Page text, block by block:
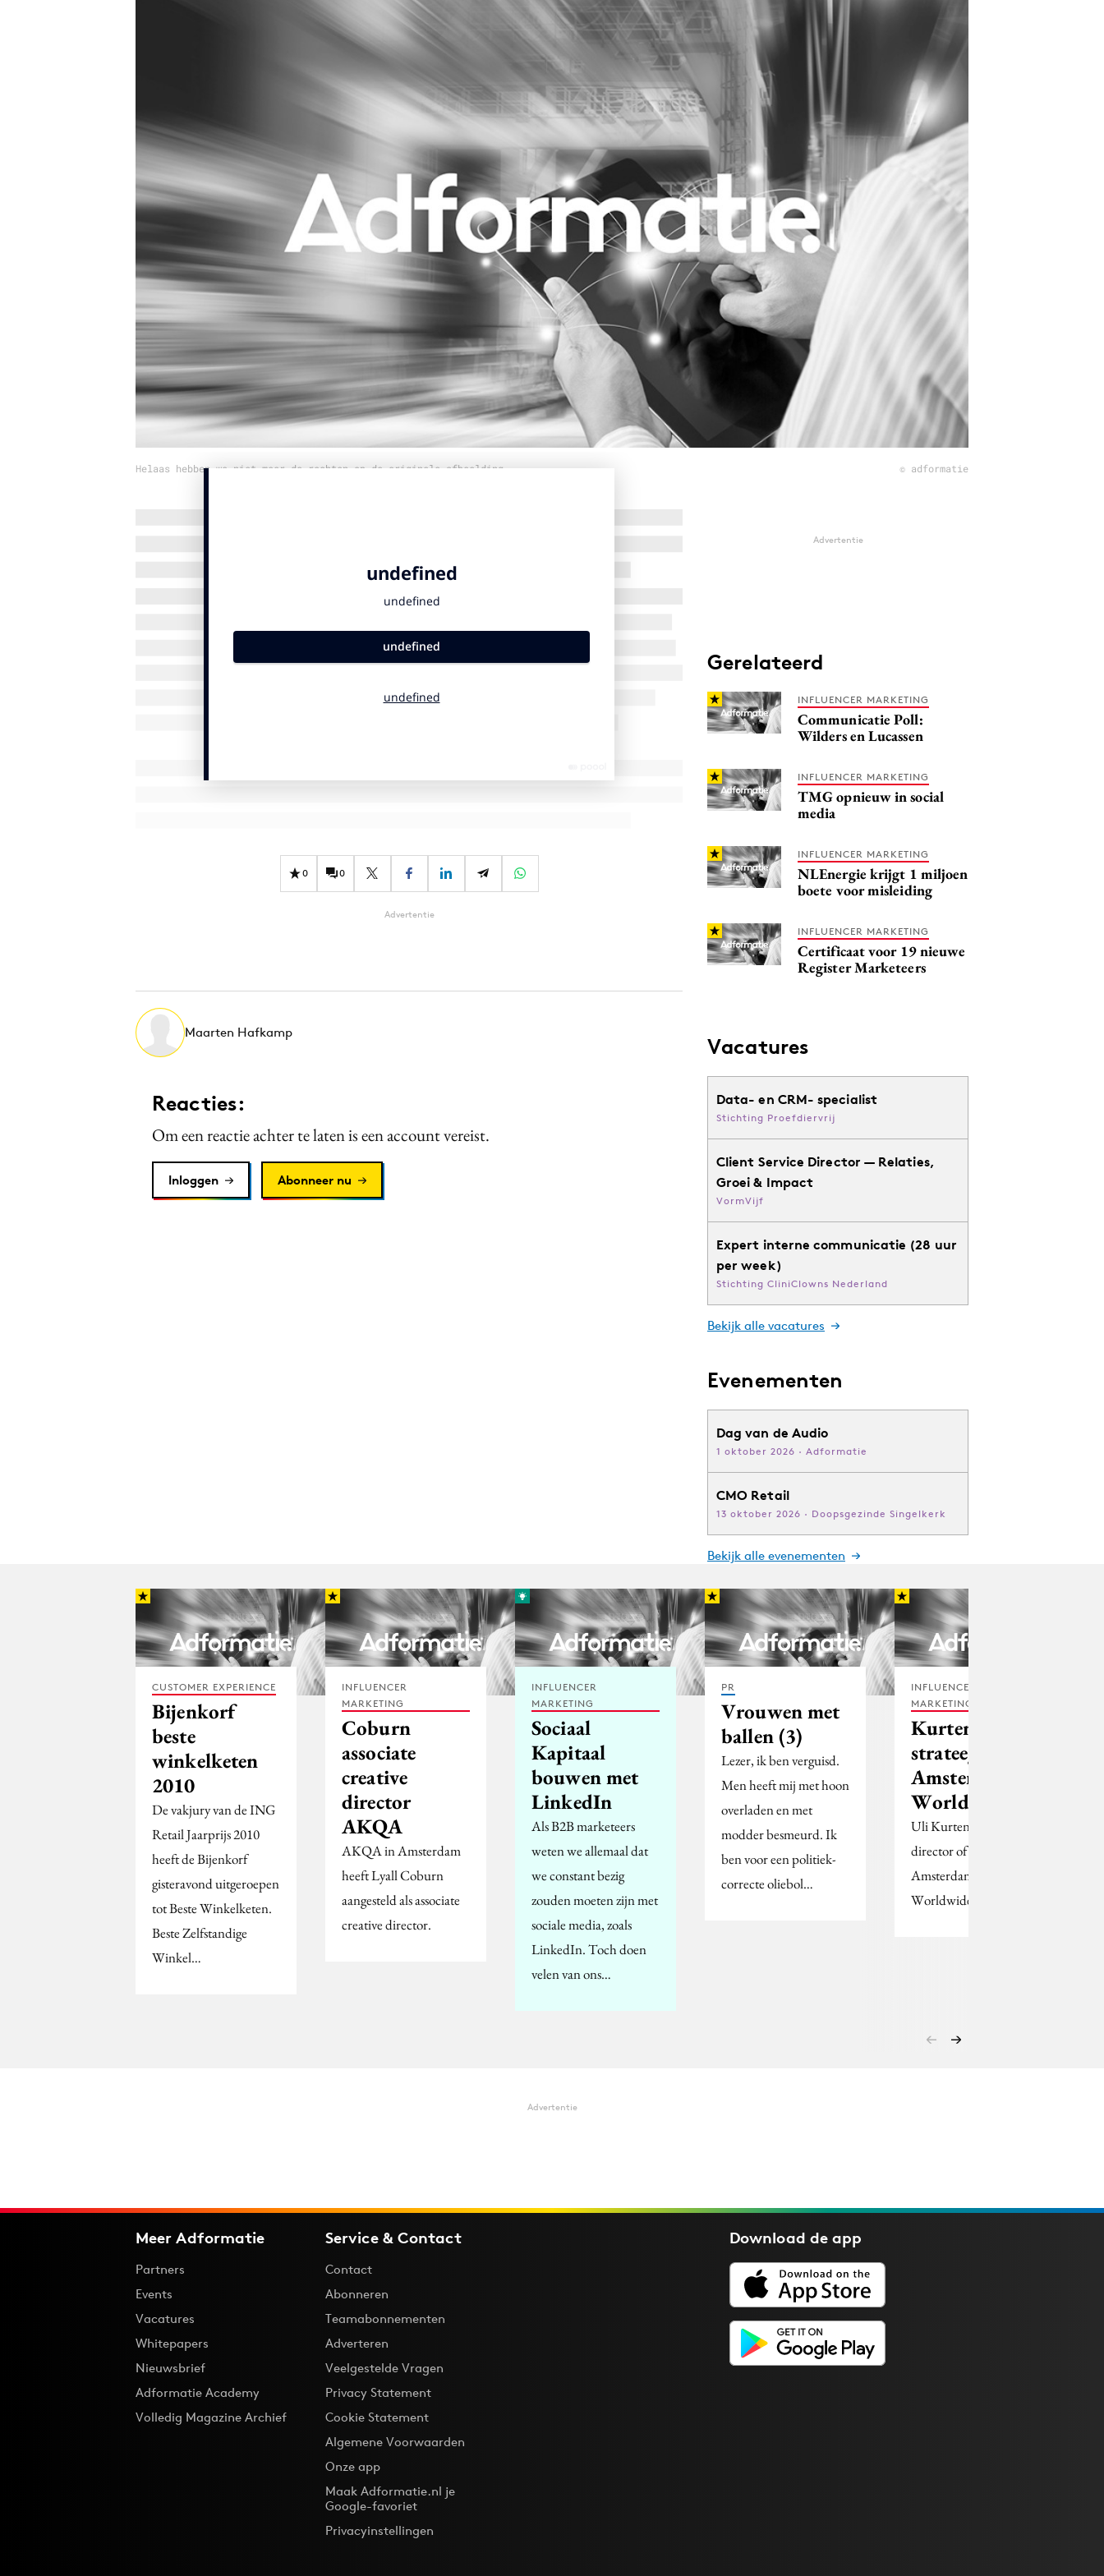
Gedragsverandering
Influencer marketing
Interne communicatie
Purpose Marketing
Reputatie & crisis
Helaas hebben we niet meer de rechten op de originele afbeelding © adformatie
0 0
Advertentie
Maarten Hafkamp
Reacties:
Om een reactie achter te laten is een account vereist.
Inloggen Abonneer nu
Advertentie
Gerelateerd
INFLUENCER MARKETING
Communicatie Poll:
Wilders en Lucassen
INFLUENCER MARKETING
TMG opnieuw in social
media
INFLUENCER MARKETING
NLEnergie krijgt 1 miljoen
boete voor misleiding
INFLUENCER MARKETING
Certificaat voor 19 nieuwe
Register Marketeers
Vacatures
Data- en CRM- specialist
Stichting Proefdiervrij
Client Service Director — Relaties,
Groei & Impact
VormVijf
Expert interne communicatie (28 uur
per week)
Stichting CliniClowns Nederland
Bekijk alle vacatures
Evenementen
Dag van de Audio
1 oktober 2026 · Adformatie
CMO Retail
13 oktober 2026 · Doopsgezinde Singelkerk
Bekijk alle evenementen
CUSTOMER EXPERIENCE
Bijenkorf
beste
winkelketen
2010
De vakjury van de ING
Retail Jaarprijs 2010
heeft de Bijenkorf
gisteravond uitgeroepen
tot Beste Winkelketen.
Beste Zelfstandige
Winkel…
INFLUENCER
MARKETING
Coburn
associate
creative
director
AKQA
AKQA in Amsterdam
heeft Lyall Coburn
aangesteld als associate
creative director.
INFLUENCER
MARKETING
Sociaal
Kapitaal
bouwen met
LinkedIn
Als B2B marketeers
weten we allemaal dat
we constant bezig
zouden moeten zijn met
sociale media, zoals
LinkedIn. Toch doen
velen van ons…
PR
Vrouwen met
ballen (3)
Lezer, ik ben verguisd.
Men heeft mij met hoon
overladen en met
modder besmeurd. Ik
ben voor een politiek-
correcte oliebol…
INFLUENCER
MARKETING
Kurtenbach
strateeg bij
Amsterdam
Worldwide
Uli Kurtenbach wordt
director of strategy bij
Amsterdam
Worldwide.
Advertentie
Meer Adformatie
Partners
Events
Vacatures
Whitepapers
Nieuwsbrief
Adformatie Academy
Volledig Magazine Archief
Service & Contact
Contact
Abonneren
Teamabonnementen
Adverteren
Veelgestelde Vragen
Privacy Statement
Cookie Statement
Algemene Voorwaarden
Onze app
Maak Adformatie.nl je
Google-favoriet
Privacyinstellingen
Download deapp